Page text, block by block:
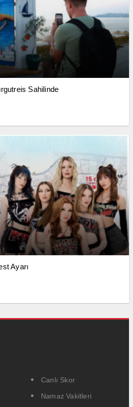
Sahilinde
Ayarı
Canlı Skor
Namaz Vakitleri